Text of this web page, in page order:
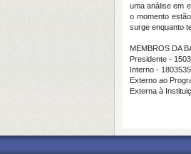
uma análise em
o momento
surge enquanto
MEMBROS DA
Presidente -
Interno -
Externo ao
Externa à